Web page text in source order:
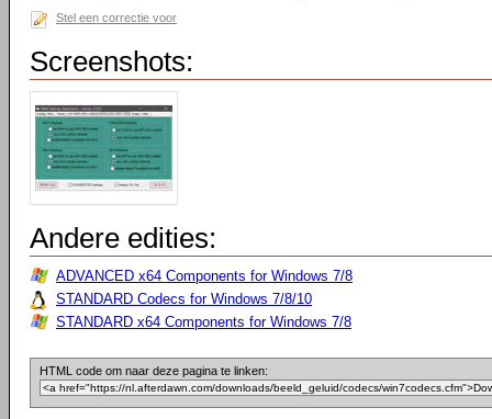
Stel een correctie voor
Screenshots:
Andere edities:
ADVANCED x64 Components for Windows 7/8
STANDARD Codecs for Windows 7/8/10
STANDARD x64 Components for Windows 7/8
HTML code om naar deze pagina te linken: